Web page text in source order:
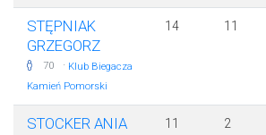
STĘPNIAK
GRZEGORZ
70 · Klub Biegacza
Kamień Pomorski
14 11
STOCKER ANIA 11 2